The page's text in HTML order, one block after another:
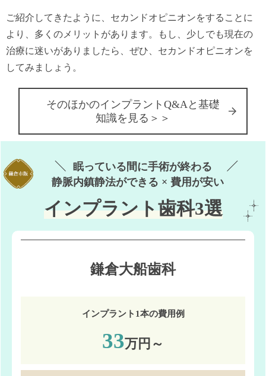
ご紹介してきたように、セカンドオピニオンをすることに
より、多くのメリットがあります。もし、少しでも現在の
治療に迷いがありましたら、ぜひ、セカンドオピニオンを
してみましょう。
そのほかのインプラントQ&Aと基礎
知識を見る＞＞
眠っている間に手術が終わる
静脈内鎮静法ができる × 費用が安い
インプラント歯科3選
鎌倉大船歯科
インプラント1本の費用例
33万円～